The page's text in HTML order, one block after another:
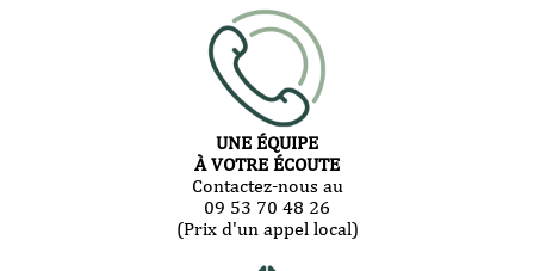
UNE ÉQUIPE
À VOTRE ÉCOUTE
Contactez-nous au
09 53 70 48 26
(Prix d'un appel local)